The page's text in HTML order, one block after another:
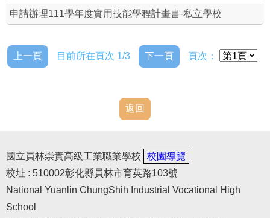
申請辦理111學年度實用技能學程計畫書-私立學校
上一頁 目前所在頁次 1/3 下一頁 頁次：
返回
國立員林崇實高級工業職業學校
校園導覽
校址 : 510002彰化縣員林市育英路103號
National Yuanlin ChungShih Industrial Vocational High
School